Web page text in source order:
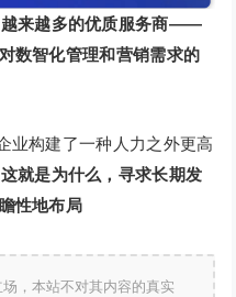
越来越多的优质服务商——
数智化管理和营销需求的
业构建了一种人力之外更高
这就是为什么，寻求长期发
性地布局
，本站不对其内容的真实